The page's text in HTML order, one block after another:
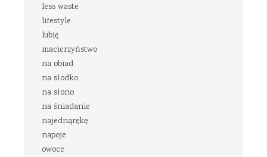
less waste
lifestyle
lubię
macierzyństwo
na obiad
na słodko
na słono
na śniadanie
najednąrękę
napoje
owoce